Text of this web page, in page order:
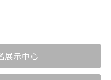
展示中心